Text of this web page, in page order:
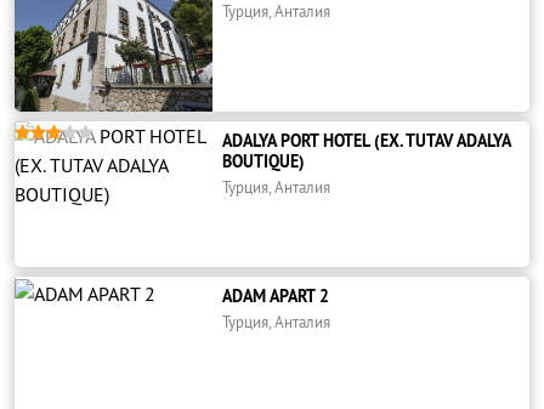
Турция, Анталия

ADALYA PORT HOTEL (EX. TUTAV ADALYA
BOUTIQUE)
Турция, Анталия
ADAM APART 2
Турция, Анталия